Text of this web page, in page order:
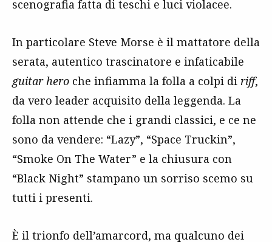
scenografia fatta di teschi e luci violacee.
In particolare Steve Morse è il mattatore della
serata, autentico trascinatore e infaticabile
guitar hero che infiamma la folla a colpi di riff,
da vero leader acquisito della leggenda. La
folla non attende che i grandi classici, e ce ne
sono da vendere: “Lazy”, “Space Truckin”,
“Smoke On The Water” e la chiusura con
“Black Night” stampano un sorriso scemo su
tutti i presenti.
È il trionfo dell’amarcord, ma qualcuno dei